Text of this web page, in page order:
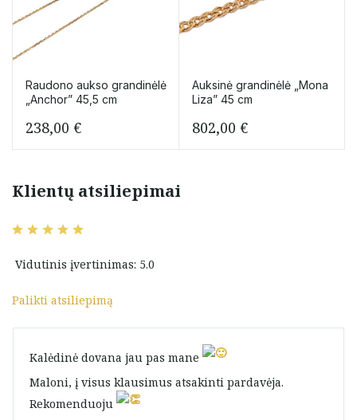
Raudono aukso grandinėlė
„Anchor” 45,5 cm
238,00 €
Auksinė grandinėlė „Mona
Liza” 45 cm
802,00 €
Klientų atsiliepimai
Vidutinis įvertinimas: 5.0
Palikti atsiliepimą
Kalėdinė dovana jau pas mane
Maloni, į visus klausimus atsakinti pardavėja.
Rekomenduoju